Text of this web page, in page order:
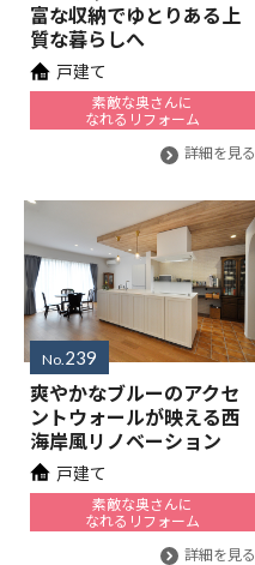
富な収納でゆとりある上
質な暮らしへ
戸建て
素敵な奥さんに
なれるリフォーム
詳細を見る
No. 239
爽やかなブルーのアクセ
ントウォールが映える西
海岸風リノベーション
戸建て
素敵な奥さんに
なれるリフォーム
詳細を見る